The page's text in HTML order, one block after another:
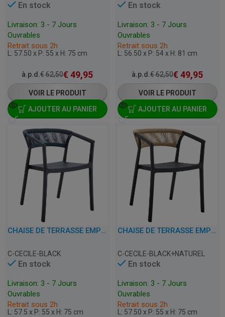
En stock
Livraison: 3 - 7 Jours
Ouvrables
Retrait sous 2h
L: 57.50 x P: 55 x H: 75 cm
à.p.d.€62,50€ 49,95
VOIR LE PRODUIT
AJOUTER AU PANIER
En stock
Livraison: 3 - 7 Jours
Ouvrables
Retrait sous 2h
L: 56.50 x P: 54 x H: 81 cm
à.p.d.€62,50€ 49,95
VOIR LE PRODUIT
AJOUTER AU PANIER
CHAISE DE TERRASSE EMPILABLE AVEC ACCOUDOIRS - CECILE - PLASTIQUE
C-CECILE-BLACK
En stock
Livraison: 3 - 7 Jours
Ouvrables
Retrait sous 2h
L: 57.5 x P: 55 x H: 75 cm
CHAISE DE TERRASSE EMPILABLE AVEC ACCOUDOIRS - CECILE - PLASTIQUE
C-CECILE-BLACK+NATUREL
En stock
Livraison: 3 - 7 Jours
Ouvrables
Retrait sous 2h
L: 57.50 x P: 55 x H: 75 cm